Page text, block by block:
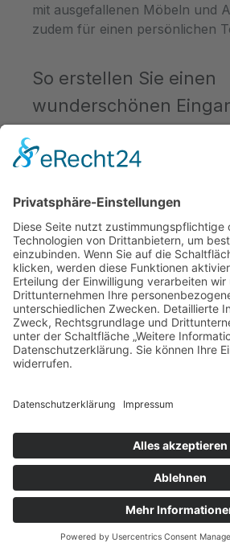
mit ausgefallenen Möbeln und
zudem für einen persönlichen
So erstellen Sie einen
wunderschönen
Empfangen Sie Gäste, betreten
zuerst den Flur.
erste Eindruck zählt. Wählen Sie
daslagerhaus.de
zwischen Garderoben,
s undHockerndie Möbelstücke
nur von der Größe her in Ihren
Eingangsbereich passen,
Einrichtungsstil entsprechen.
Bevor wir loslegen..
Naja - es muss ja nicht gleich die
fangen Sie erstmal mit dem
dem neuen Loungesofa würde
auch ein moderner Marmor
mehrere kleine Beistelltische
60iger Jahre gut machen? Und
kombiniert ein einzelner Design